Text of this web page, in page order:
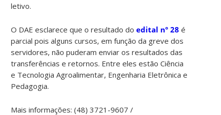
letivo.
O DAE esclarece que o resultado doedital nº 28 é
parcial pois alguns cursos, em função da greve dos
servidores, não puderam enviar os resultados das
transferências e retornos. Entre eles estão Ciência
e Tecnologia Agroalimentar, Engenharia Eletrônica e
Pedagogia.
Mais informações: (48) 3721-9607 /